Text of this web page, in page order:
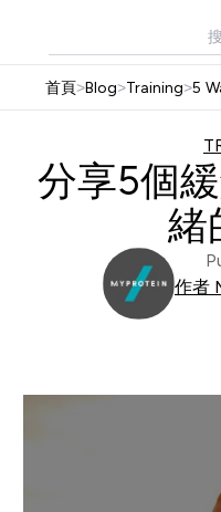
首頁>Blog>Training>5
分享5個
緒
作者